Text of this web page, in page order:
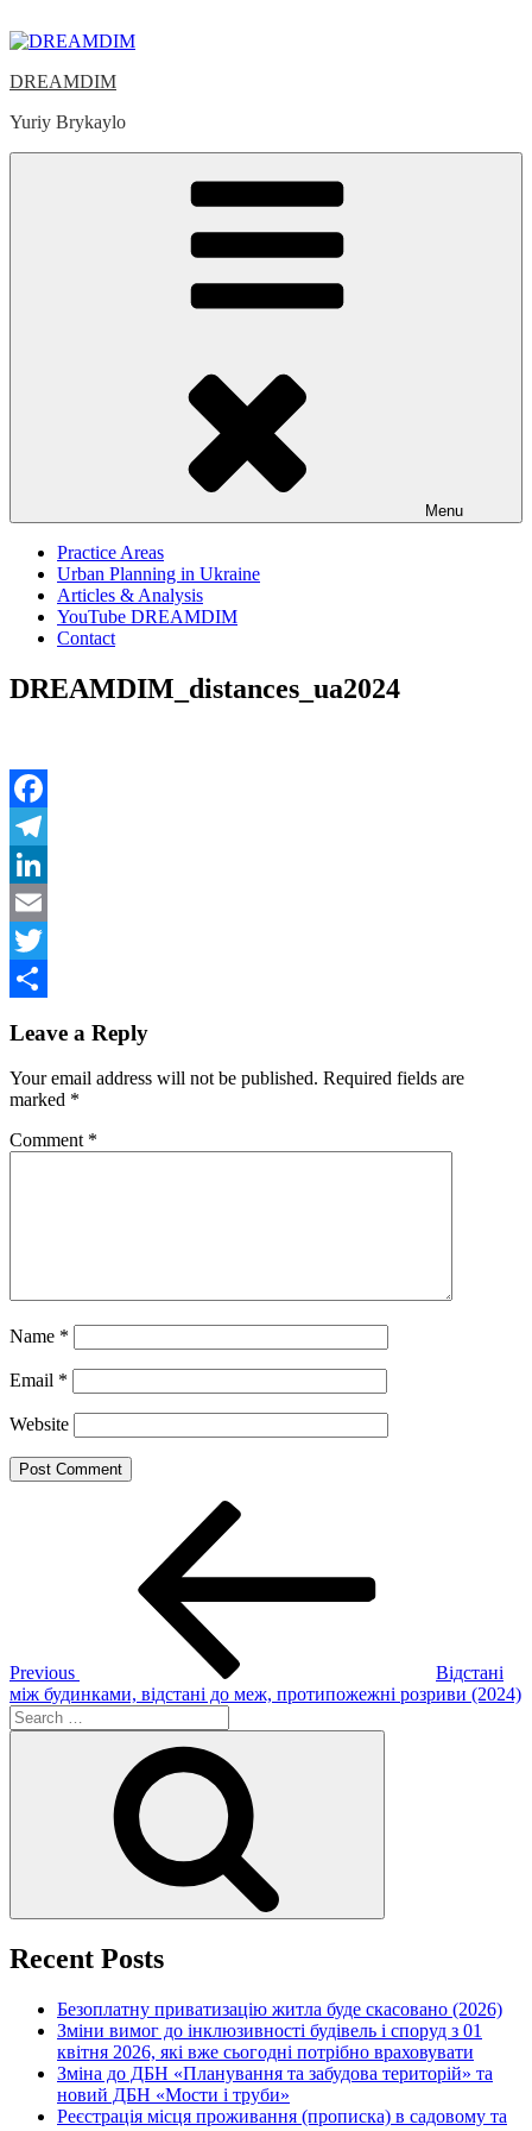
to
DREAMDIM
Yuriy Brykaylo
Menu
Practice Areas
Urban Planning in Ukraine
Articles & Analysis
YouTube DREAMDIM
Contact
DREAMDIM_distances_ua2024
Facebook
Telegram
LinkedIn
Email
Twitter
Leave a Reply
Your email address will not be published. Required fields are
marked *
Comment *
Name *
Email *
Website
Previous
Відстані
між будинками, відстані до меж, протипожежні розриви (2024)
Search
for:
Recent Posts
Безоплатну приватизацію житла буде скасовано (2026)
Зміни вимог до інклюзивності будівель і споруд з 01
квітня 2026, які вже сьогодні потрібно враховувати
Зміна до ДБН «Планування та забудова територій» та
новий ДБН «Мости і труби»
Реєстрація місця проживання (прописка) в садовому та